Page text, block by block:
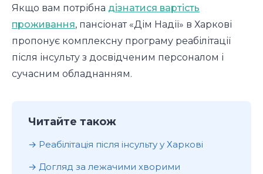
Якщо вам потрібна дізнатися вартість
проживання, пансіонат «Дім Надії» в Харкові
пропонує комплексну програму реабілітації
після інсульту з досвідченим персоналом і
сучасним обладнанням.
Читайте також
Реабілітація після інсульту у Харкові
Догляд за лежачими хворими